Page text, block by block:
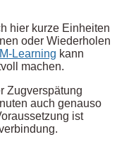
hier kurze Einheiten
oder Wiederholen
Learning kann
machen.
Zugverspätung
auch genauso
ist